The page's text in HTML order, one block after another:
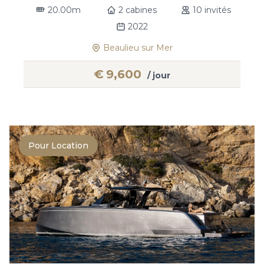
20.00m 2 cabines
10 invités
2022
Beaulieu sur Mer
€ 9,600 / jour
Pour Location